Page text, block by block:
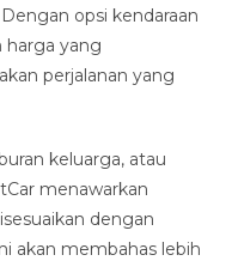
opsi kendaraan
harga yang
perjalanan yang
keluarga, atau
menawarkan
dengan
akan membahas lebih